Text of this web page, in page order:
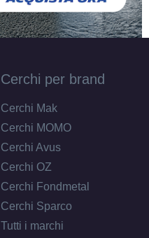
Cerchi per brand
Cerchi Mak
Cerchi MOMO
Cerchi Avus
Cerchi OZ
Cerchi Fondmetal
Cerchi Sparco
Tutti i marchi